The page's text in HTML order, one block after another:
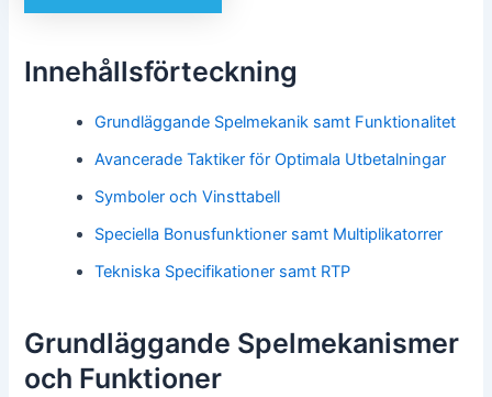
Innehållsförteckning
Grundläggande Spelmekanik samt Funktionalitet
Avancerade Taktiker för Optimala Utbetalningar
Symboler och Vinsttabell
Speciella Bonusfunktioner samt Multiplikatorrer
Tekniska Specifikationer samt RTP
Grundläggande Spelmekanismer
och Funktioner